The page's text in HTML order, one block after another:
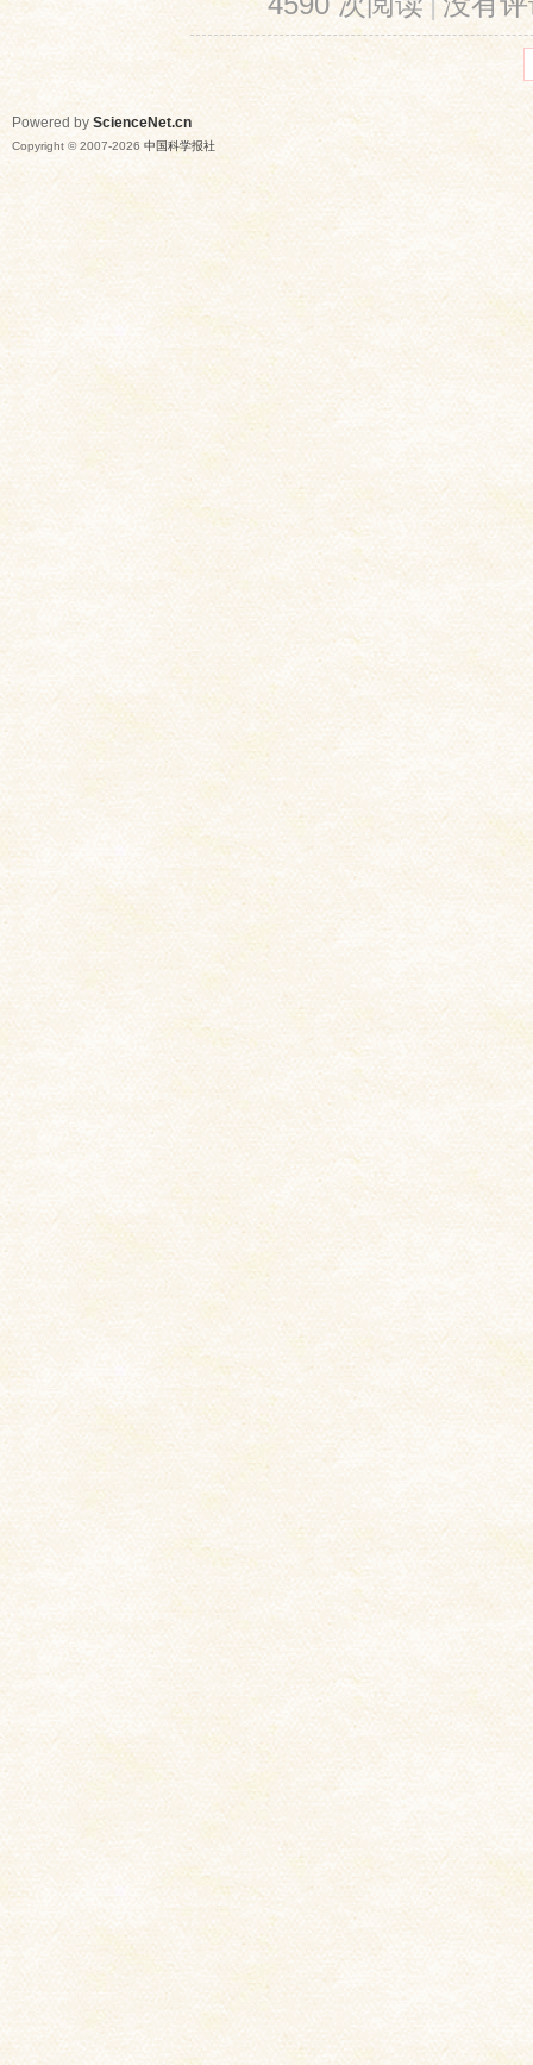
Powered by ScienceNet.cn
Copyright © 2007-2026 中国科学报社